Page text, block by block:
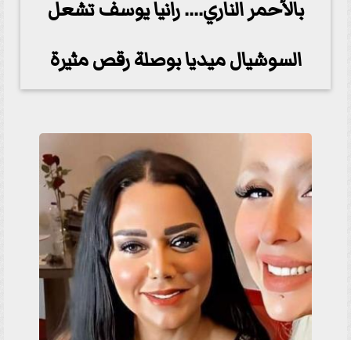
بالأحمر الناري.... رانيا يوسف تشعل
السوشيال ميديا بوصلة رقص مثيرة